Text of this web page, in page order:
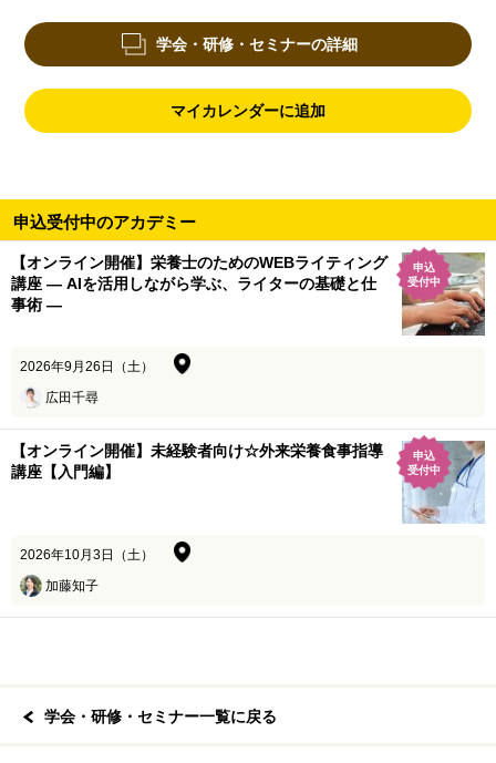
学会・研修・セミナーの詳細
マイカレンダーに追加
申込受付中のアカデミー
【オンライン開催】栄養士のためのWEBライティング
講座 ― AIを活用しながら学ぶ、ライターの基礎と仕
事術 ―
申込
受付中
2026年9月26日（土）
広田千尋
【オンライン開催】未経験者向け☆外来栄養食事指導
講座【入門編】
申込
受付中
2026年10月3日（土）
加藤知子
学会・研修・セミナー一覧に戻る